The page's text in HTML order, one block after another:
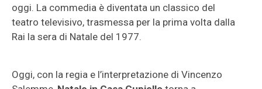
oggi. La commedia è diventata un classico del
teatro televisivo, trasmessa per la prima volta dalla
Rai la sera di Natale del 1977.
Oggi, con la regia e l’interpretazione di Vincenzo